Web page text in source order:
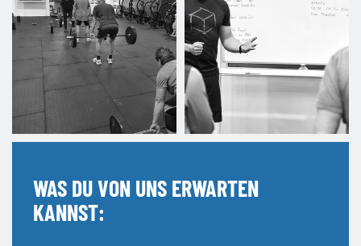
WAS DU VON UNS ERWARTEN
KANNST: